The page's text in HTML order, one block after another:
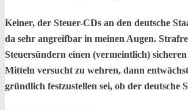
Keiner, der Steuer-CDs an den deutsche
da sehr angreifbar in meinen Augen.
Steuersündern einen (vermeintlich)
Mitteln versucht zu wehren, dann
gründlich festzustellen sei, ob der